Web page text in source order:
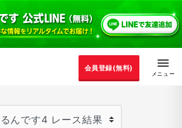
会員登録(無料)